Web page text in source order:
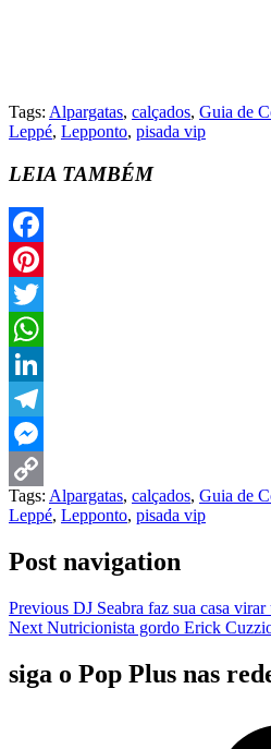
Tags: Alpargatas, calçados, Guia de
Leppé, Lepponto, pisada vip
LEIA TAMBÉM
Facebook
Pinterest
Twitter
WhatsApp
LinkedIn
Telegram
Messenger
Copy
Tags: Alpargatas, calçados, Guia de
Leppé, Lepponto, pisada vip
Post navigation
Previous DJ Seabra faz sua casa
Next Nutricionista gordo Erick
siga o Pop Plus nas